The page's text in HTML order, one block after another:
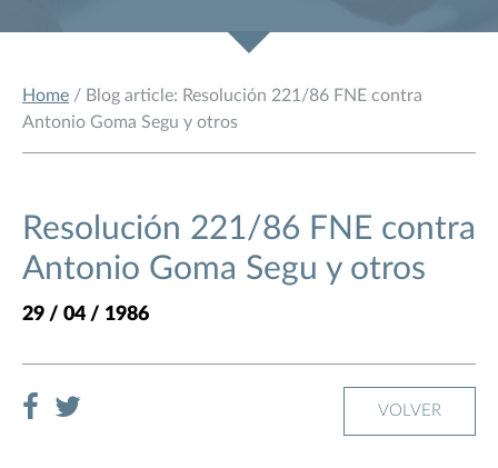
Home / Blog article: Resolución 221/86 FNE contra
Antonio Goma Segu y otros
Resolución 221/86 FNE contra
Antonio Goma Segu y otros
29 / 04 / 1986
VOLVER